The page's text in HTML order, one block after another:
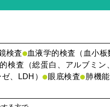
検査●血液学的検査（血小
検査（総蛋白、アルブミン
ゼ、LDH）●眼底検査●肺機